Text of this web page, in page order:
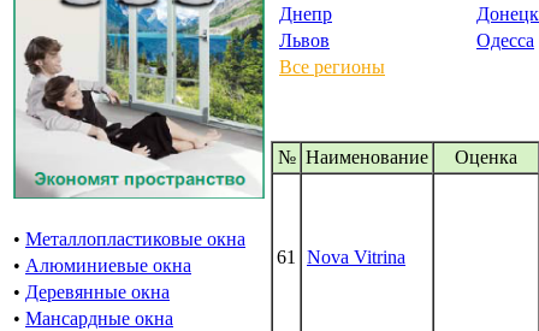
• Металлопластиковые окна
• Алюминиевые окна
• Деревянные окна
• Мансардные окна
Днепр
Донецк
Львов
Одесса
Все регионы
№ Наименование Oценка
61 Nova Vitrina